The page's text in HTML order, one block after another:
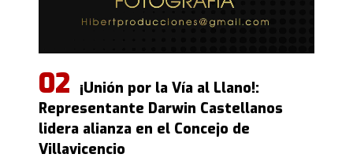
¡Unión por la Vía al Llano!:
Representante Darwin Castellanos
lidera alianza en el Concejo de
Villavicencio